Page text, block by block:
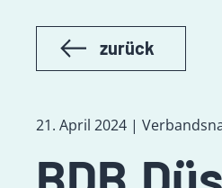
zurück
21. April 2024 |